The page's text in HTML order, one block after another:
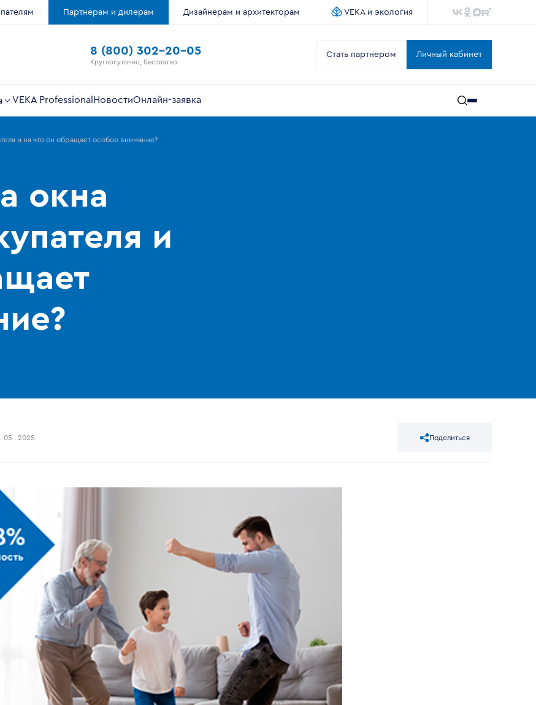
Партнёрам и дилерам Дизайнерам и архитекторам VEKA и экология
8 (800) 302-20-05
Круглосуточно, бесплатно
Стать партнером Личный кабинет
VEKA Professional НовостиОнлайн-заявка
и на что он обращает особое внимание?
окна
и
05 . 2025 Поделиться